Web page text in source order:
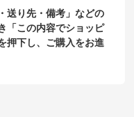
送り先・備考」などの
「この内容でショッピ
押下し、ご購入をお進